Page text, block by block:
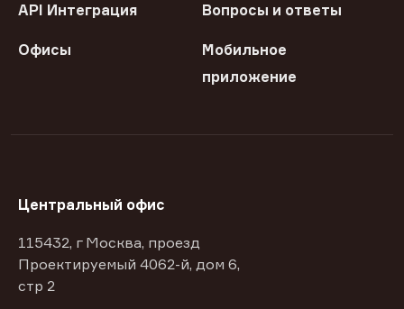
API Интеграция Вопросы и ответы
Офисы
Мобильное
приложение
Центральный офис
115432, г Москва, проезд
Проектируемый 4062-й, дом 6,
стр 2